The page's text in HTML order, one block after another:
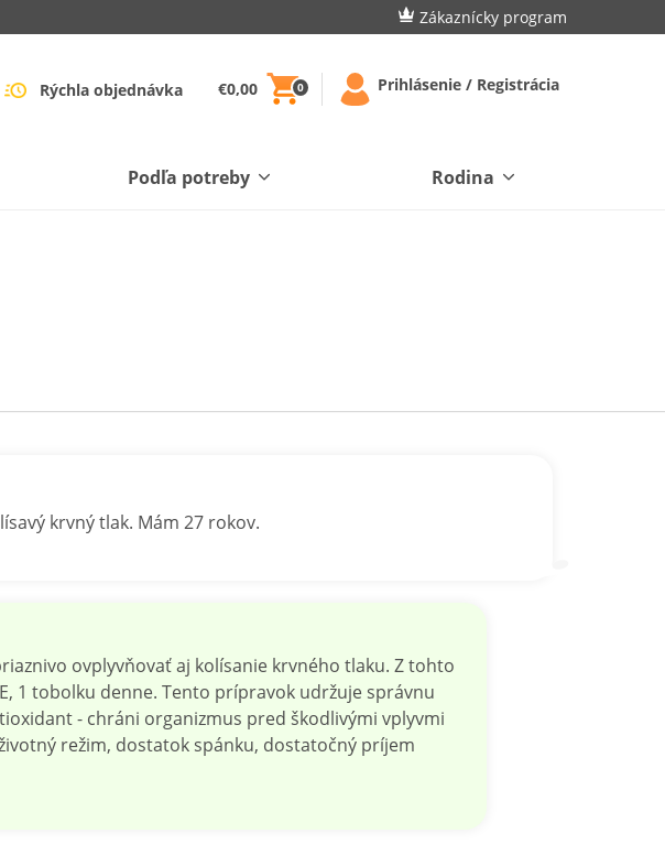
Zákaznícky program
Rýchla objednávka €0,00 0 Prihlásenie / Registrácia
Podľa potreby Rodina
krvný tlak. Mám 27 rokov.
ovplyvňovať aj kolísanie krvného tlaku. Z tohto
1 tobolku denne. Tento prípravok udržuje správnu
- chráni organizmus pred škodlivými vplyvmi
režim, dostatok spánku, dostatočný príjem